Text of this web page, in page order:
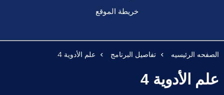
خريطة الموقع
الصفحه الرئيسيه تفاصيل البرنامج علم الأدوية 4
علم الأدوية 4